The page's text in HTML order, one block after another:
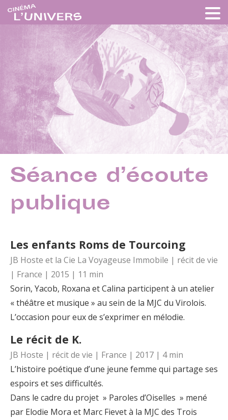
Séance d’écoute
publique
Les enfants Roms de Tourcoing
JB Hoste et la Cie La Voyageuse Immobile | récit de vie
| France | 2015 | 11 min
Sorin, Yacob, Roxana et Calina participent à un atelier
« théâtre et musique » au sein de la MJC du Virolois.
L’occasion pour eux de s’exprimer en mélodie.
Le récit de K.
JB Hoste | récit de vie | France | 2017 | 4 min
L’histoire poétique d’une jeune femme qui partage ses
espoirs et ses difficultés.
Dans le cadre du projet » Paroles d’Oiselles » mené
par Elodie Mora et Marc Fievet à la MJC des Trois